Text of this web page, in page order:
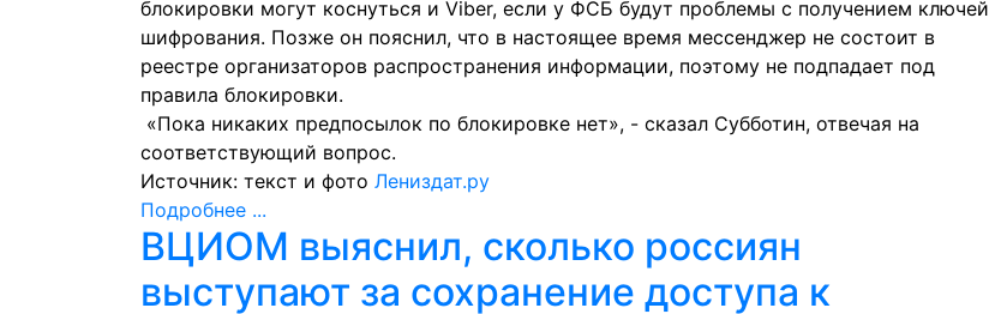
блокировки могут коснуться и Viber, если у ФСБ будут проблемы с получением ключей
шифрования. Позже он пояснил, что в настоящее время мессенджер не состоит в
реестре организаторов распространения информации, поэтому не подпадает под
правила блокировки.
«Пока никаких предпосылок по блокировке нет», - сказал Субботин, отвечая на
соответствующий вопрос.
Источник: текст и фото Лениздат.ру
Подробнее ...
ВЦИОМ выяснил, сколько россиян
выступают за сохранение доступа к